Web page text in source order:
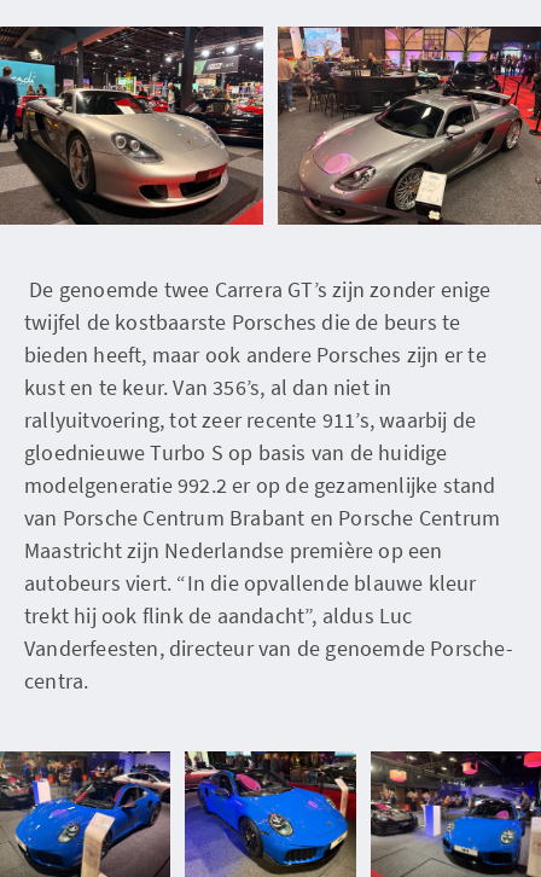
De genoemde twee Carrera GT’s zijn zonder enige
twijfel de kostbaarste Porsches die de beurs te
bieden heeft, maar ook andere Porsches zijn er te
kust en te keur. Van 356’s, al dan niet in
rallyuitvoering, tot zeer recente 911’s, waarbij de
gloednieuwe Turbo S op basis van de huidige
modelgeneratie 992.2 er op de gezamenlijke stand
van Porsche Centrum Brabant en Porsche Centrum
Maastricht zijn Nederlandse première op een
autobeurs viert. “In die opvallende blauwe kleur
trekt hij ook flink de aandacht”, aldus Luc
Vanderfeesten, directeur van de genoemde Porsche-
centra.